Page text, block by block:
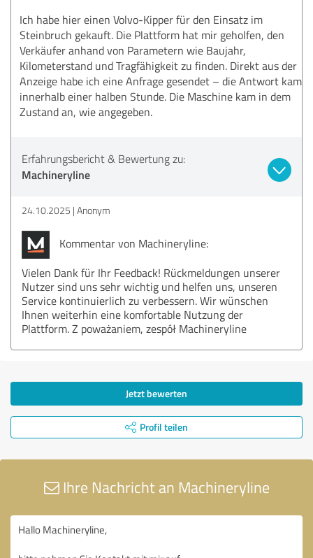
Ich habe hier einen Volvo-Kipper für den Einsatz im
Steinbruch gekauft. Die Plattform hat mir geholfen, den
Verkäufer anhand von Parametern wie Baujahr,
Kilometerstand und Tragfähigkeit zu finden. Direkt aus der
Anzeige habe ich eine Anfrage gesendet – die Antwort kam
innerhalb einer halben Stunde. Die Maschine kam in dem
Zustand an, wie angegeben.
Erfahrungsbericht & Bewertung zu:
Machineryline
24.10.2025 Anonym
Kommentar von Machineryline:
Vielen Dank für Ihr Feedback! Rückmeldungen unserer
Nutzer sind uns sehr wichtig und helfen uns, unseren
Service kontinuierlich zu verbessern. Wir wünschen
Ihnen weiterhin eine komfortable Nutzung der
Plattform. Z poważaniem, zespół Machineryline
Jetzt bewerten
Profil teilen
Ihre Nachricht an Machineryline